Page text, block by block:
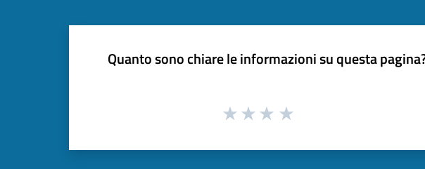
Quanto sono chiare le informazioni su questa